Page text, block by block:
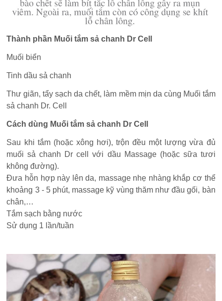
Thành phần Muối tắm sả chanh Dr Cell
Muối biển
Tinh dầu sả chanh
Thư giãn, tẩy sạch da chết, làm mềm mịn da cùng Muối tắm
sả chanh Dr. Cell
Cách dùng Muối tắm sả chanh Dr Cell
Sau khi tắm (hoặc xông hơi), trộn đều một lượng vừa đủ
muối sả chanh Dr cell với dầu Massage (hoặc sữa tươi
không đường).
Đưa hỗn hợp này lên da, massage nhẹ nhàng khắp cơ thể
khoảng 3 - 5 phút, massage kỹ vùng thăm như đầu gối, bàn
chân,…
Tắm sạch bằng nước
Sử dụng 1 lần/tuần